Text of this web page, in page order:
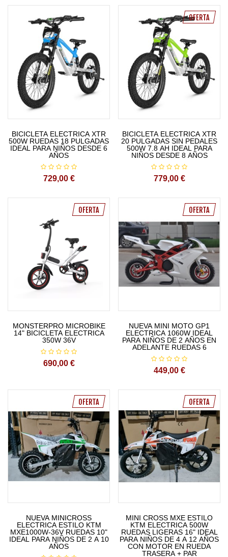
BICICLETA ELECTRICA XTR
500W RUEDAS 18 PULGADAS
IDEAL PARA NIÑOS DESDE 6
AÑOS
729,00 €
OFERTA
BICICLETA ELECTRICA XTR
20 PULGADAS SIN PEDALES
500W 7.8 AH IDEAL PARA
NIÑOS DESDE 8 AÑOS
779,00 €
OFERTA
MONSTERPRO MICROBIKE
14" BICICLETA ELECTRICA
350W 36V
690,00 €
OFERTA
NUEVA MINI MOTO GP1
ELECTRICA 1060W IDEAL
PARA NIÑOS DE 2 AÑOS EN
ADELANTE RUEDAS 6
449,00 €
OFERTA
NUEVA MINICROSS
ELECTRICA ESTILO KTM
MXE1000W-36V RUEDAS 10"
IDEAL PARA NIÑOS DE 2 A 10
AÑOS
OFERTA
MINI CROSS MXE ESTILO
KTM ELECTRICA 500W
RUEDAS LIGERAS 16" IDEAL
PARA NIÑOS DE 4 A 12 AÑOS
CON MOTOR EN RUEDA
TRASERA + PAR